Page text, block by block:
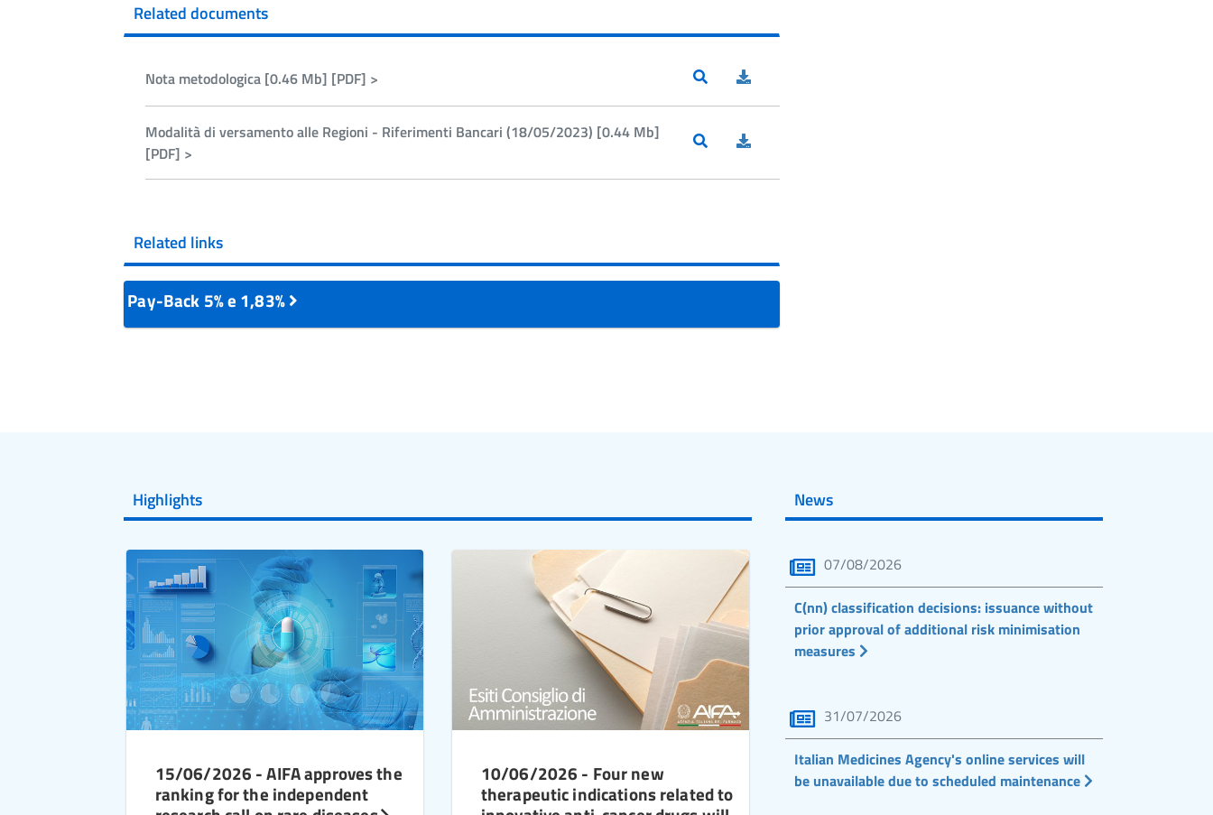
Related documents
Nota metodologica [0.46 Mb] [PDF] >
Modalità di versamento alle Regioni - Riferimenti Bancari (18/05/2023) [0.44 Mb]
[PDF] >
Related links
Pay-Back 5% e 1,83%
Highlights
15/06/2026 - AIFA approves the
ranking for the independent
10/06/2026 - Four new
therapeutic indications related to
News
07/08/2026
C(nn) classification decisions: issuance without
prior approval of additional risk minimisation
measures
31/07/2026
Italian Medicines Agency's online services will
be unavailable due to scheduled maintenance